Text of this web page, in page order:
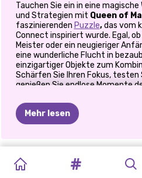
Tauchen Sie ein in eine
und Strategien mit Queen of
faszinierenden Puzzle,das vom
Connect inspiriert wurde. Egal,
Meister oder ein neugieriger
eine wunderliche Flucht in
einzigartiger Objekte zum
Schärfen Sie Ihren Fokus, testen
genießen Sie endlose Momente
Eine magische Mahjong-Reise
Artefakten nimmt Sie
Queen of
Reise durch wunderschöne und
Mehr lesen
MODEREPARATUR
VAMPIR-
ROULETTE-
HALLO
MELLO